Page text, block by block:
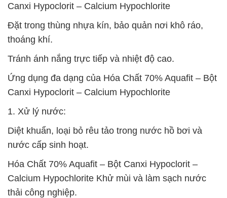
Canxi Hypoclorit – Calcium Hypochlorite
Đặt trong thùng nhựa kín, bảo quản nơi khô ráo,
thoáng khí.
Tránh ánh nắng trực tiếp và nhiệt độ cao.
Ứng dụng đa dạng của Hóa Chất 70% Aquafit – Bột
Canxi Hypoclorit – Calcium Hypochlorite
1. Xử lý nước:
Diệt khuẩn, loại bỏ rêu tảo trong nước hồ bơi và
nước cấp sinh hoạt.
Hóa Chất 70% Aquafit – Bột Canxi Hypoclorit –
Calcium Hypochlorite Khử mùi và làm sạch nước
thải công nghiệp.